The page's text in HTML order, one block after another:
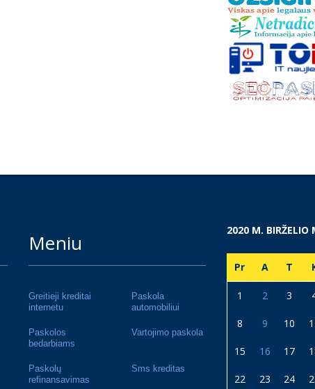
Meniu
Greitieji kreditai
internetu
Paskola
automobiliui
Paskolos
bedarbiams
Vartojimo paskola
Paskolų
refinansavimas
Sms kreditas
2020 M. BIRŽELIO
Pr A T
1 2 3
8 9 10
15 16 17
22 23 24